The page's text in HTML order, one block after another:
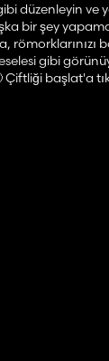
düzenleyin ve
bir şey
römorklarınızı
gibi
başlat'a